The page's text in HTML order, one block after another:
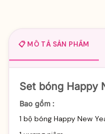
📋 MÔ TẢ SẢN PHẨM
Set bóng Happy
Bao gồm :
1 bộ bóng Happy New